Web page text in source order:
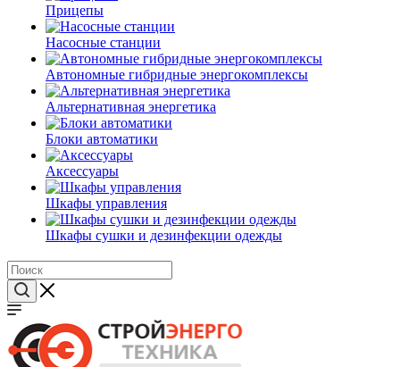
Прицепы
Насосные станции
Автономные гибридные энергокомплексы
Альтернативная энергетика
Блоки автоматики
Аксессуары
Шкафы управления
Шкафы сушки и дезинфекции одежды